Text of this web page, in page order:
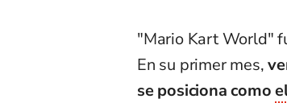
"Mario Kart World"
En su primer mes,
se posiciona como